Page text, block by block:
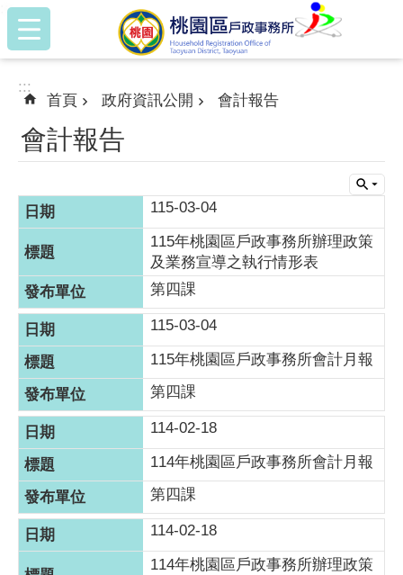
跳到主要內容區塊
:::
:::
首頁 政府資訊公開 會計報告
會計報告
115-03-04
115年桃園區戶政事務所辦理政策
及業務宣導之執行情形表
第四課
115-03-04
115年桃園區戶政事務所會計月報
第四課
114-02-18
114年桃園區戶政事務所會計月報
第四課
114-02-18
114年桃園區戶政事務所辦理政策